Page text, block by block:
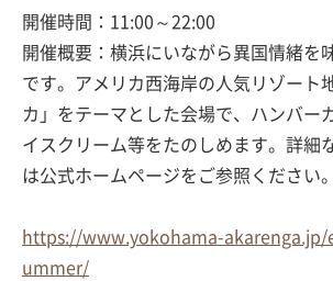
開催時間：11:00～22:00
開催概要：横浜にいながら異国情緒を
です。アメリカ西海岸の人気リゾート
カ」をテーマとした会場で、ハンバー
イスクリーム等をたのしめます。詳細
は公式ホームページをご参照ください。
https://www.yokohama-
ummer/